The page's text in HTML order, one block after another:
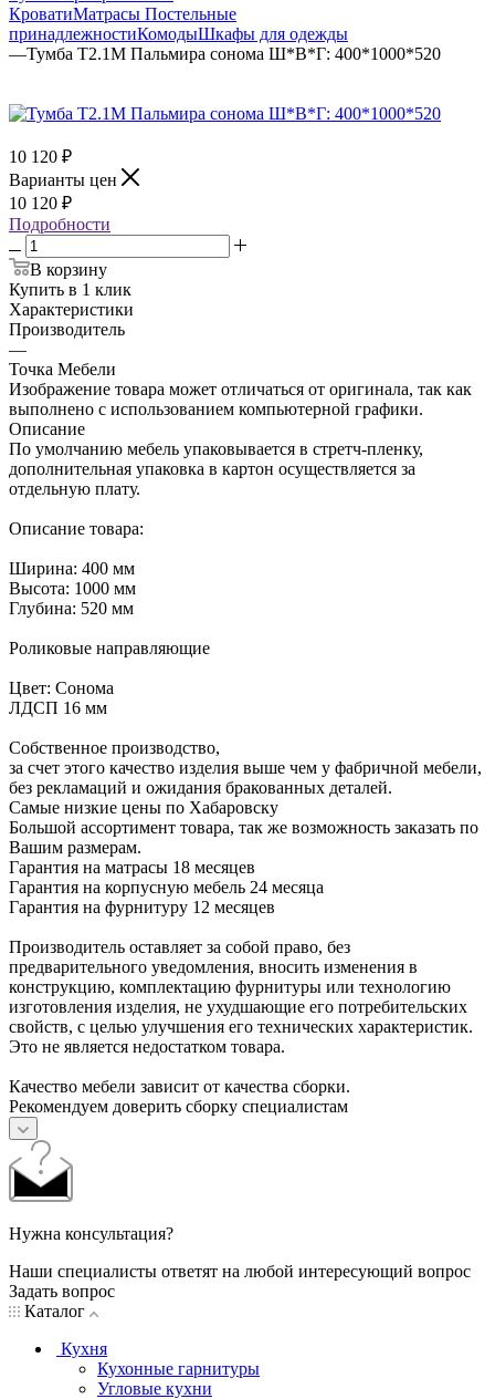
КроватиМатрасы Постельные
принадлежностиКомодыШкафы для одежды
—Тумба Т2.1М Пальмира сонома Ш*В*Г: 400*1000*520
10 120 ₽
Варианты цен
10 120 ₽
Подробности
В корзину
Купить в 1 клик
Характеристики
Производитель
—
Точка Мебели
Изображение товара может отличаться от оригинала, так как
выполнено с использованием компьютерной графики.
Описание
По умолчанию мебель упаковывается в стретч-пленку,
дополнительная упаковка в картон осуществляется за
отдельную плату.
Описание товара:
Ширина: 400 мм
Высота: 1000 мм
Глубина: 520 мм
Роликовые направляющие
Цвет: Сонома
ЛДСП 16 мм
Собственное производство,
за счет этого качество изделия выше чем у фабричной мебели,
без рекламаций и ожидания бракованных деталей.
Самые низкие цены по Хабаровску
Большой ассортимент товара, так же возможность заказать по
Вашим размерам.
Гарантия на матрасы 18 месяцев
Гарантия на корпусную мебель 24 месяца
Гарантия на фурнитуру 12 месяцев
Производитель оставляет за собой право, без
предварительного уведомления, вносить изменения в
конструкцию, комплектацию фурнитуры или технологию
изготовления изделия, не ухудшающие его потребительских
свойств, с целью улучшения его технических характеристик.
Это не является недостатком товара.
Качество мебели зависит от качества сборки.
Рекомендуем доверить сборку специалистам
Нужна консультация?
Наши специалисты ответят на любой интересующий вопрос
Задать вопрос
Каталог
Кухня
Кухонные гарнитуры
Угловые кухни